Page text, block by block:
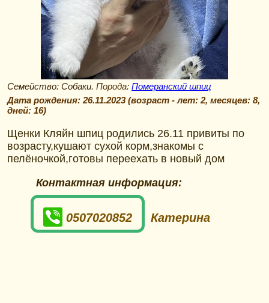
Семейство: Собаки. Порода: Померанский шпиц
Дата рождения: 26.11.2023(возраст -лет: 2, месяцев: 8,
дней: 16)
Щенки Кляйн шпиц родились 26.11 привиты по
возрасту,кушают сухой корм,знакомы с
пелёночкой,готовы переехать в новый дом
Контактная информация:
0507020852 Катерина